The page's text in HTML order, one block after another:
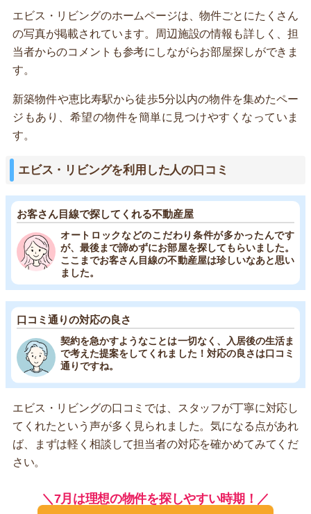
エビス・リビングのホームページは、物件ごとにたくさん
の写真が掲載されています。周辺施設の情報も詳しく、担
当者からのコメントも参考にしながらお部屋探しができま
す。
新築物件や恵比寿駅から徒歩5分以内の物件を集めたペー
ジもあり、希望の物件を簡単に見つけやすくなっていま
す。
エビス・リビングを利用した人の口コミ
お客さん目線で探してくれる不動産屋
オートロックなどのこだわり条件が多かったんです
が、最後まで諦めずにお部屋を探してもらいました。
ここまでお客さん目線の不動産屋は珍しいなあと思い
ました。
口コミ通りの対応の良さ
契約を急かすようなことは一切なく、入居後の生活ま
で考えた提案をしてくれました！対応の良さは口コミ
通りですね。
エビス・リビングの口コミでは、スタッフが丁寧に対応し
てくれたという声が多く見られました。気になる点があれ
ば、まずは軽く相談して担当者の対応を確かめてみてくだ
さい。
＼7月は理想の物件を探しやすい時期！／